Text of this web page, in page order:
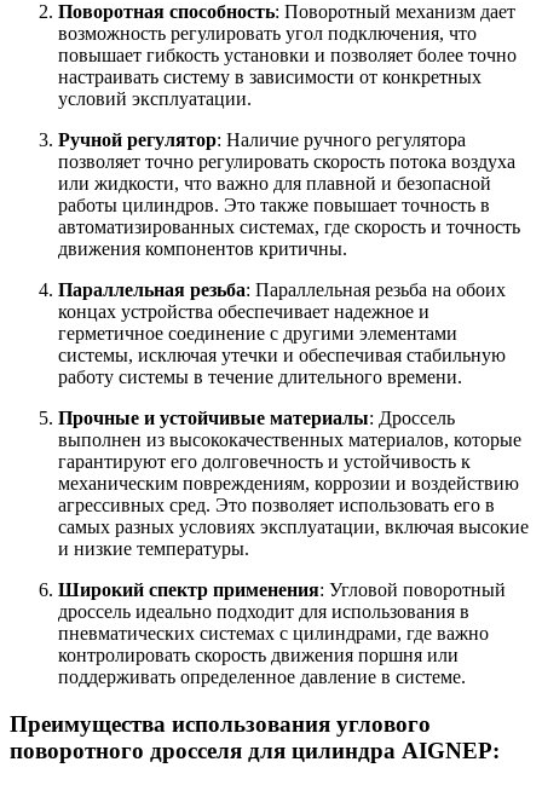
Поворотная способность: Поворотный механизм дает
возможность регулировать угол подключения, что
повышает гибкость установки и позволяет более точно
настраивать систему в зависимости от конкретных
условий эксплуатации.
Ручной регулятор: Наличие ручного регулятора
позволяет точно регулировать скорость потока воздуха
или жидкости, что важно для плавной и безопасной
работы цилиндров. Это также повышает точность в
автоматизированных системах, где скорость и точность
движения компонентов критичны.
Параллельная резьба: Параллельная резьба на обоих
концах устройства обеспечивает надежное и
герметичное соединение с другими элементами
системы, исключая утечки и обеспечивая стабильную
работу системы в течение длительного времени.
Прочные и устойчивые материалы: Дроссель
выполнен из высококачественных материалов, которые
гарантируют его долговечность и устойчивость к
механическим повреждениям, коррозии и воздействию
агрессивных сред. Это позволяет использовать его в
самых разных условиях эксплуатации, включая высокие
и низкие температуры.
Широкий спектр применения: Угловой поворотный
дроссель идеально подходит для использования в
пневматических системах с цилиндрами, где важно
контролировать скорость движения поршня или
поддерживать определенное давление в системе.
Преимущества использования углового
поворотного дросселя для цилиндра AIGNEP: